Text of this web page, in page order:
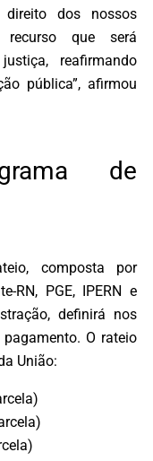
dos nossos
recurso que será
reafirmando
pública”, afirmou
de
composta por
RN, PGE, IPERN e
definirá nos
O rateio
União: